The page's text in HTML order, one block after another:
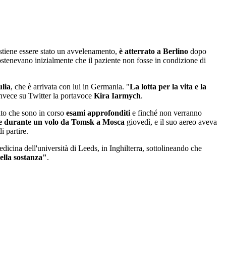
essere stato un avvelenamento, è atterrato a Berlino dopo
inizialmente che il paziente non fosse in condizione di
, che è arrivata con lui in Germania. "La lotta per la vita e la
su Twitter la portavoce Kira Iarmych.
che sono in corso esami approfonditi e finché non verranno
durante un volo da Tomsk a Mosca giovedì, e il suo aereo aveva
partire.
dell'università di Leeds, in Inghilterra, sottolineando che
sostanza".